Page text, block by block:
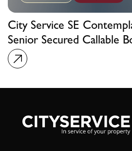
City Service SE
Senior Secured Callable